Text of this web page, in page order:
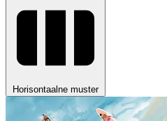
Horisontaalne muster